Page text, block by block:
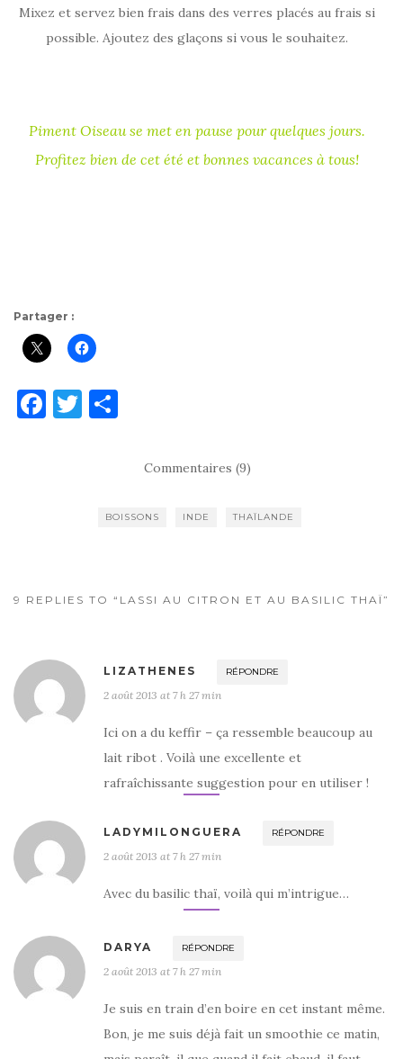
Mixez et servez bien frais dans des verres placés au frais si
possible. Ajoutez des glaçons si vous le souhaitez.
Piment Oiseau se met en pause pour quelques jours.
Profitez bien de cet été et bonnes vacances à tous!
Partager :
F
k
T
er
Commentaires (9)
BOISSONS INDE THAÏLANDE
9 REPLIES TO “LASSI AU CITRON ET AU BASILIC THAÏ”
LIZATHENES RÉPONDRE
2 août 2013 at 7 h 27 min
Ici on a du keffir – ça ressemble beaucoup au
lait ribot . Voilà une excellente et
rafraîchissante suggestion pour en utiliser !
LADYMILONGUERA RÉPONDRE
2 août 2013 at 7 h 27 min
Avec du basilic thaï, voilà qui m’intrigue…
DARYA RÉPONDRE
2 août 2013 at 7 h 27 min
Je suis en train d’en boire en cet instant même.
Bon, je me suis déjà fait un smoothie ce matin,